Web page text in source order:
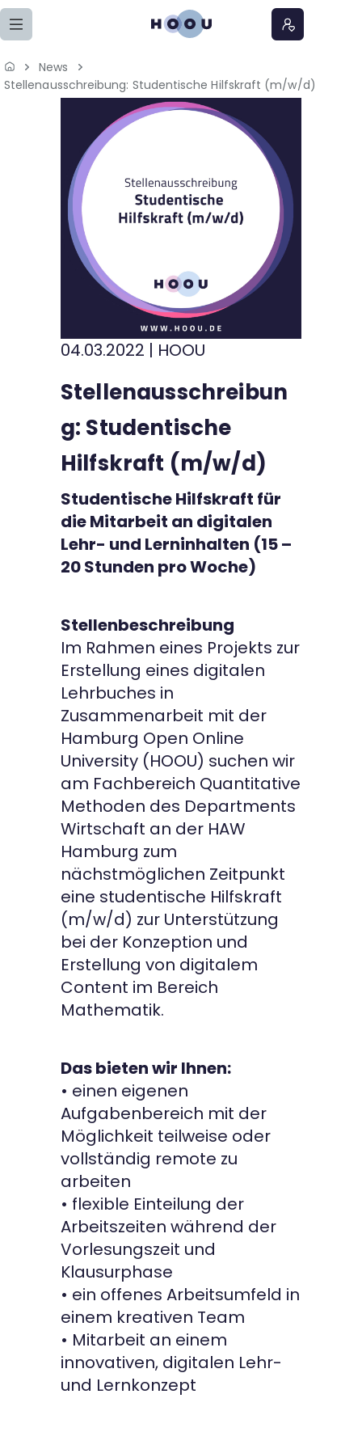
Zum Seiteninhalt springen
Home
Lernangebote
Podcasts
Meine Lernangebote
News
Veranstaltungen
Über uns
Kontakt
News
Stellenausschreibung: Studentische Hilfskraft (m/w/d)
04.03.2022 | HOOU
Stellenausschreibun
g: Studentische
Hilfskraft (m/w/d)
Studentische Hilfskraft für
die Mitarbeit an digitalen
Lehr- und Lerninhalten (15 –
20 Stunden pro Woche)
Stellenbeschreibung
Im Rahmen eines Projekts zur
Erstellung eines digitalen
Lehrbuches in
Zusammenarbeit mit der
Hamburg Open Online
University (HOOU) suchen wir
am Fachbereich Quantitative
Methoden des Departments
Wirtschaft an der HAW
Hamburg zum
nächstmöglichen Zeitpunkt
eine studentische Hilfskraft
(m/w/d) zur Unterstützung
bei der Konzeption und
Erstellung von digitalem
Content im Bereich
Mathematik.
Das bieten wir Ihnen:
• einen eigenen
Aufgabenbereich mit der
Möglichkeit teilweise oder
vollständig remote zu
arbeiten
• flexible Einteilung der
Arbeitszeiten während der
Vorlesungszeit und
Klausurphase
• ein offenes Arbeitsumfeld in
einem kreativen Team
• Mitarbeit an einem
innovativen, digitalen Lehr-
und Lernkonzept